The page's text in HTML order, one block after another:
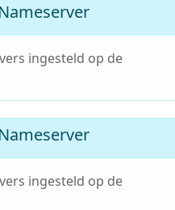
Nameserver
ingesteld op de
Nameserver
ingesteld op de